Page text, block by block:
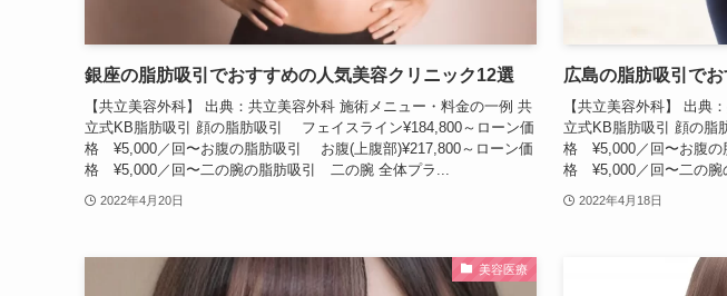
銀座の脂肪吸引でおすすめの人気美容クリニック12選
【共立美容外科】 出典：共立美容外科 施術メニュー・料金の一例 共
立式KB脂肪吸引 顔の脂肪吸引 フェイスライン¥184,800～ローン価
格 ¥5,000／回〜お腹の脂肪吸引 お腹(上腹部)¥217,800～ローン価
格 ¥5,000／回〜二の腕の脂肪吸引 二の腕 全体プラ...
2022年4月20日
広島の脂肪吸引で
【共立美容外科】 出典
立式KB脂肪吸引 顔の
格 ¥5,000／回〜お腹の
格 ¥5,000／回〜二の
2022年4月18日
美容医療